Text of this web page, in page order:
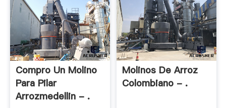
Compro Un Molino
Para Pilar
Arrozmedellin - .
Molinos De Arroz
Colombiano - .